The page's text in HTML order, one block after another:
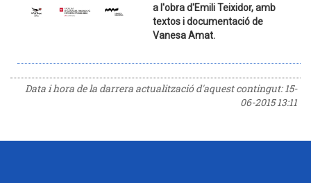
a l'obra d'Emili Teixidor, amb
textos i documentació de
Vanesa Amat.
Data i hora de la darrera actualització d'aquest contingut:15-
06-2015 13:11